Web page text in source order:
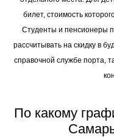
билет, стоимость
Студенты и пенсионеры
рассчитывать на скидку в
справочной службе порта,
По какому